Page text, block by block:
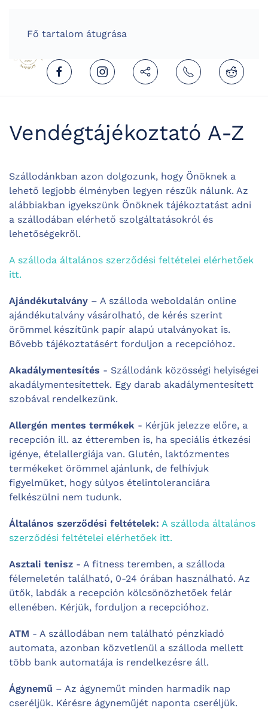
Fő tartalom átugrása
Vendégtájékoztató A-Z
Szállodánkban azon dolgozunk, hogy Önöknek a
lehető legjobb élményben legyen részük nálunk. Az
alábbiakban igyekszünk Önöknek tájékoztatást adni
a szállodában elérhető szolgáltatásokról és
lehetőségekről.
A szálloda általános szerződési feltételei elérhetőek
itt.
Ajándékutalvány – A szálloda weboldalán online
ajándékutalvány vásárolható, de kérés szerint
örömmel készítünk papír alapú utalványokat is.
Bővebb tájékoztatásért forduljon a recepcióhoz.
Akadálymentesítés - Szállodánk közösségi helyiségei
akadálymentesítettek. Egy darab akadálymentesített
szobával rendelkezünk.
Allergén mentes termékek - Kérjük jelezze előre, a
recepción ill. az étteremben is, ha speciális étkezési
igénye, ételallergiája van. Glutén, laktózmentes
termékeket örömmel ajánlunk, de felhívjuk
figyelmüket, hogy súlyos ételintoleranciára
felkészülni nem tudunk.
Általános szerződési feltételek: A szálloda általános
szerződési feltételei elérhetőek itt.
Asztali tenisz - A fitness teremben, a szálloda
félemeletén található, 0-24 órában használható. Az
ütők, labdák a recepción kölcsönözhetőek felár
ellenében. Kérjük, forduljon a recepcióhoz.
ATM - A szállodában nem található pénzkiadó
automata, azonban közvetlenül a szálloda mellett
több bank automatája is rendelkezésre áll.
Ágynemű – Az ágyneműt minden harmadik nap
cseréljük. Kérésre ágyneműjét naponta cseréljük.